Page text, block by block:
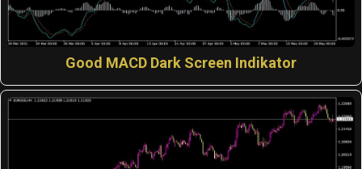
Good MACD Dark Screen Indikator